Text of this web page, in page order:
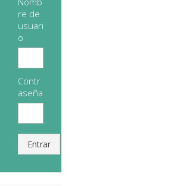
re de
usuari
o
Contr
aseña
Entrar